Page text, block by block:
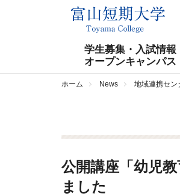
学生募集・入試情報
オープンキャンパス
ホーム News 地域連携セン
公開講座「幼児
ました